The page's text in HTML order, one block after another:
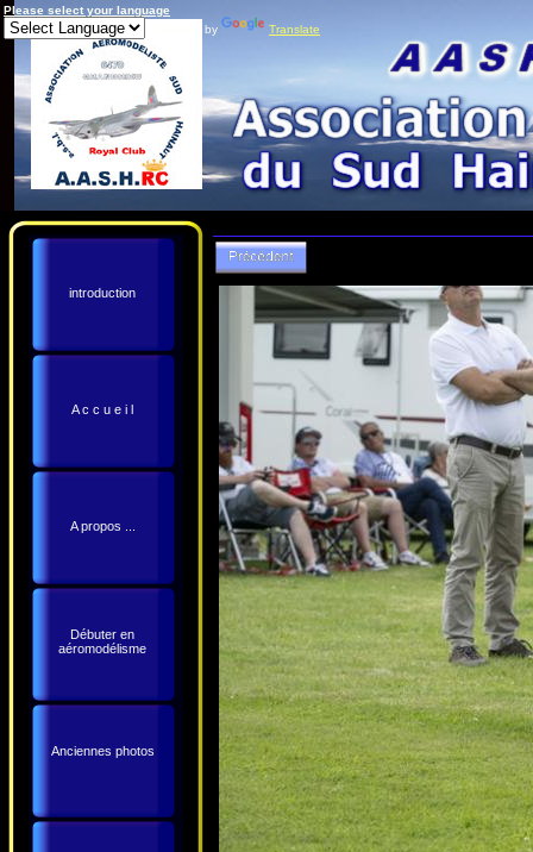
Please select your language
Powered by
Translate
introduction
A c c u e i l
A propos ...
Débuter en
aéromodélisme
Anciennes photos